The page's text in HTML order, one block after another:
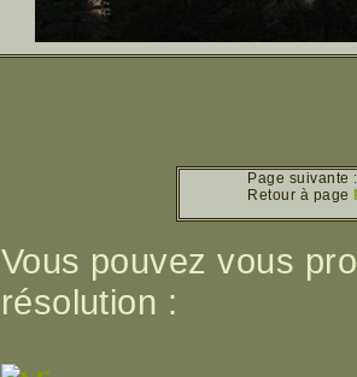
Page suivante
Retour à page
Vous pouvez vous
résolution :